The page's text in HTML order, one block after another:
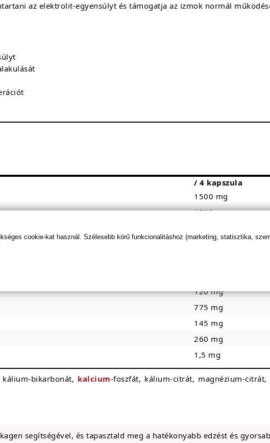
az elektrolit-egyensúlyt és támogatja az izmok normál
/ 4 kapszula
1500 mg
1500 mg
500 mg
120 mg
775 mg
145 mg
260 mg
1,5 mg
bikarbonát, kalcium-foszfát, kálium-citrát, magnézium-
segítségével, és tapasztald meg a hatékonyabb edzést és
cookie-kat használ. Szélesebb körű funkcionalitáshoz (marketing, statisztika,